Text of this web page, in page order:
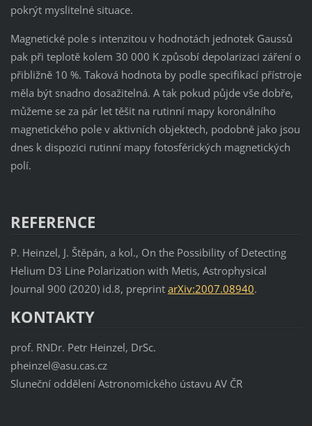
pokrýt myslitelné situace.
Magnetické pole s intenzitou v hodnotách jednotek Gaussů
pak při teplotě kolem 30 000 K způsobí depolarizaci záření o
přibližně 10 %. Taková hodnota by podle specifikací přístroje
měla být snadno dosažitelná. A tak pokud půjde vše dobře,
můžeme se za pár let těšit na rutinní mapy koronálního
magnetického pole v aktivních objektech, podobně jako jsou
dnes k dispozici rutinní mapy fotosférických magnetických
polí.
REFERENCE
P. Heinzel, J. Štěpán, a kol., On the Possibility of Detecting
Helium D3 Line Polarization with Metis, Astrophysical
Journal 900 (2020) id.8, preprint arXiv:2007.08940.
KONTAKTY
prof. RNDr. Petr Heinzel, DrSc.
pheinzel@asu.cas.cz
Sluneční oddělení Astronomického ústavu AV ČR